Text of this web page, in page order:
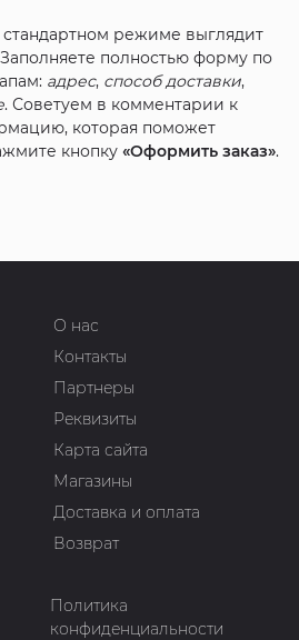
режиме выглядит
полностью форму по
адрес, способ доставки,
. Советуем в комментарии к
которая поможет
кнопку «Оформить заказ».
О нас
Контакты
Партнеры
Реквизиты
Карта сайта
Магазины
Доставка и оплата
Возврат
Политика
конфиденциальности